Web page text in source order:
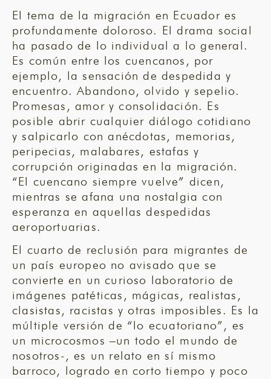
El tema de la migración en Ecuador es
profundamente doloroso. El drama social
ha pasado de lo individual a lo general.
Es común entre los cuencanos, por
ejemplo, la sensación de despedida y
encuentro. Abandono, olvido y sepelio.
Promesas, amor y consolidación. Es
posible abrir cualquier diálogo cotidiano
y salpicarlo con anécdotas, memorias,
peripecias, malabares, estafas y
corrupción originadas en la migración.
“El cuencano siempre vuelve” dicen,
mientras se afana una nostalgia con
esperanza en aquellas despedidas
aeroportuarias.
El cuarto de reclusión para migrantes de
un país europeo no avisado que se
convierte en un curioso laboratorio de
imágenes patéticas, mágicas, realistas,
clasistas, racistas y otras imposibles. Es la
múltiple versión de “lo ecuatoriano”, es
un microcosmos –un todo el mundo de
nosotros-, es un relato en sí mismo
barroco, logrado en corto tiempo y poco